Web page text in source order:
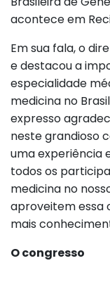
acontece em
Em sua fala, o
e destacou a
especialidade
medicina no
expresso
neste grandioso
uma experiência
todos os
medicina no
aproveitem essa
mais
O congresso